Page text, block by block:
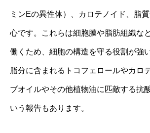
ミンEの異性体）、カロテノイド、脂
心です。これらは細胞膜や脂肪組織な
働くため、細胞の構造を守る役割が強
脂分に含まれるトコフェロールやカロ
ブオイルやその他植物油に匹敵する抗
いう報告もあります。